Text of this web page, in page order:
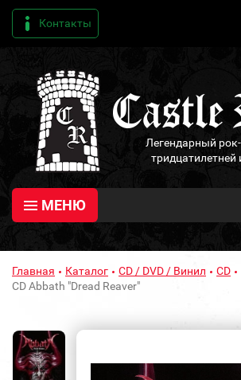
Контакты
Легендарный
тридцатилетней
МЕНЮ
Главная Каталог CD / DVD / Винил
CD
CD Abbath "Dread Reaver"